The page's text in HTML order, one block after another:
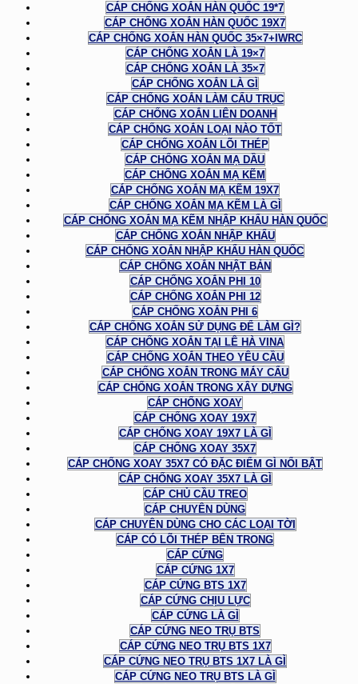
CÁP CHỐNG XOẮN HÀN QUỐC 19*7
CÁP CHỐNG XOẮN HÀN QUỐC 19X7
CÁP CHỐNG XOẮN HÀN QUỐC 35×7+IWRC
CÁP CHỐNG XOẮN LÀ 19×7
CÁP CHỐNG XOẮN LÀ 35×7
CÁP CHỐNG XOẮN LÀ GÌ
CÁP CHỐNG XOẮN LÀM CẨU TRỤC
CÁP CHỐNG XOẮN LIÊN DOANH
CÁP CHỐNG XOẮN LOẠI NÀO TỐT
CÁP CHỐNG XOẮN LÕI THÉP
CÁP CHỐNG XOẮN MẠ DẦU
CÁP CHỐNG XOẮN MẠ KẼM
CÁP CHỐNG XOẮN MẠ KẼM 19X7
CÁP CHỐNG XOẮN MẠ KẼM LÀ GÌ
CÁP CHỐNG XOẮN MẠ KẼM NHẬP KHẨU HÀN QUỐC
CÁP CHỐNG XOẮN NHẬP KHẨU
CÁP CHỐNG XOẮN NHẬP KHẨU HÀN QUỐC
CÁP CHỐNG XOẮN NHẬT BẢN
CÁP CHỐNG XOẮN PHI 10
CÁP CHỐNG XOẮN PHI 12
CÁP CHỐNG XOẮN PHI 6
CÁP CHỐNG XOẮN SỬ DỤNG ĐỂ LÀM GÌ?
CÁP CHỐNG XOẮN TẠI LÊ HÀ VINA
CÁP CHỐNG XOẮN THEO YÊU CẦU
CÁP CHỐNG XOẮN TRONG MÁY CẨU
CÁP CHỐNG XOẮN TRONG XÂY DỰNG
CÁP CHỐNG XOAY
CÁP CHỐNG XOAY 19X7
CÁP CHỐNG XOAY 19X7 LÀ GÌ
CÁP CHỐNG XOAY 35X7
CÁP CHỐNG XOAY 35X7 CÓ ĐẶC ĐIỂM GÌ NỔI BẬT
CÁP CHỐNG XOAY 35X7 LÀ GÌ
CÁP CHỦ CẦU TREO
CÁP CHUYÊN DÙNG
CÁP CHUYÊN DÙNG CHO CÁC LOẠI TỜI
CÁP CÓ LÕI THÉP BÊN TRONG
CÁP CỨNG
CÁP CỨNG 1X7
CÁP CỨNG BTS 1X7
CÁP CỨNG CHỊU LỰC
CÁP CỨNG LÀ GÌ
CÁP CỨNG NEO TRỤ BTS
CÁP CỨNG NEO TRỤ BTS 1X7
CÁP CỨNG NEO TRỤ BTS 1X7 LÀ GÌ
CÁP CỨNG NEO TRỤ BTS LÀ GÌ